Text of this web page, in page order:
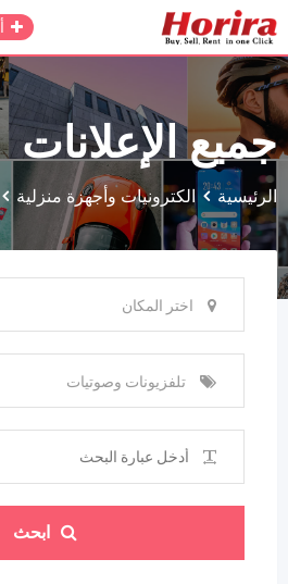
Skip
content
جميع الإعلانات
الرئيسية الكترونيات وأجهزة منزلية
اختر المكان
تلفزيونات وصوتيات
ابحث